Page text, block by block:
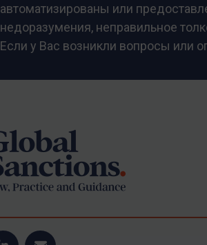
автоматизированы или
недоразумения, неправильное
Если у Вас возникли вопросы или